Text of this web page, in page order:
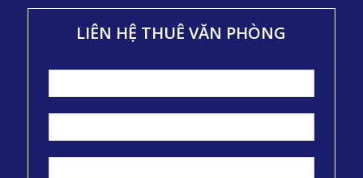
LIÊN HỆ THUÊ VĂN PHÒNG